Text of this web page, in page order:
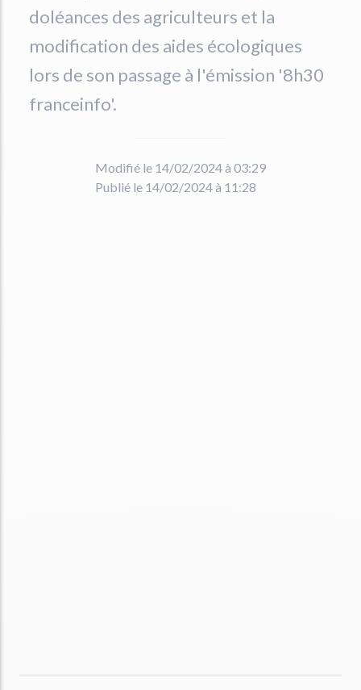
doléances des agriculteurs et la
modification des aides écologiques
lors de son passage à l'émission '8h30
franceinfo'.
Modifié le 14/02/2024 à 03:29
Publié le 14/02/2024 à 11:28